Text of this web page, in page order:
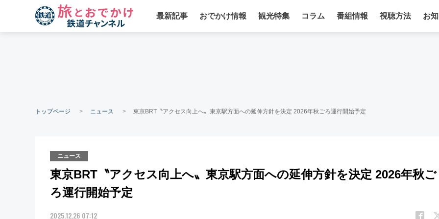
最新記事 おでかけ情報 観光特集 コラム 番組情報 視聴方法 お
トップページ ニュース 東京BRT〝アクセス向上へ〟東京駅方面への延伸方針を決定 2026年秋ごろ運行開始予定
ニュース
東京BRT〝アクセス向上へ〟東京駅方面への延伸方針を決定 2026年秋ご
ろ運行開始予定
2025.12.26 07:12